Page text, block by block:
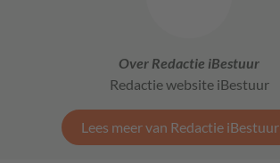
Over Redactie iBestuur
Redactie website iBestuur
Lees meer van Redactie iBestuur